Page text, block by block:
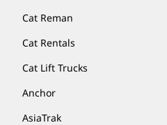
Cat Reman
Cat Rentals
Cat Lift Trucks
Anchor
AsiaTrak